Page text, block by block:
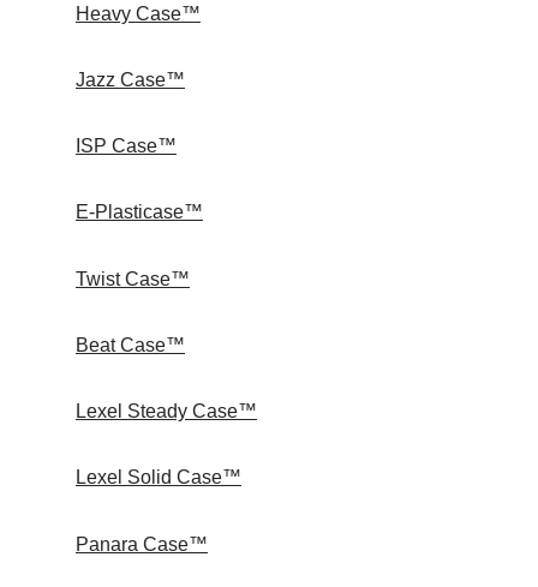
Heavy Case™
Jazz Case™
ISP Case™
E-Plasticase™
Twist Case™
Beat Case™
Lexel Steady Case™
Lexel Solid Case™
Panara Case™